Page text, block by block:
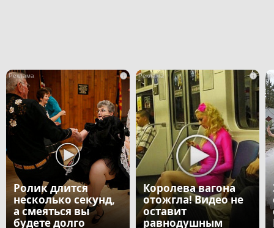
i
Ролик длится
несколько секунд,
а смеяться вы
будете долго
i
Королева вагона
отожгла! Видео не
оставит
равнодушным